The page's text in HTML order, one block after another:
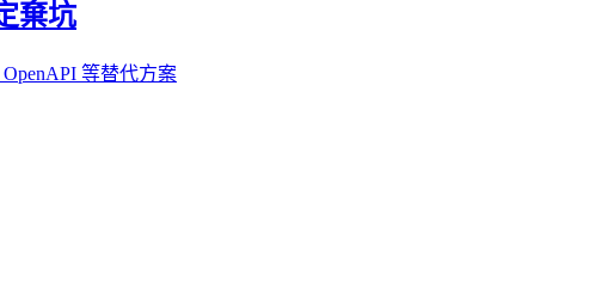
棄坑
等替代方案